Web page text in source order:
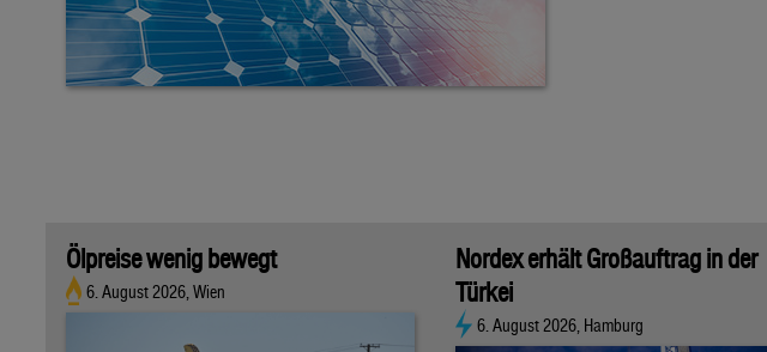
Ölpreise wenig bewegt
6. August 2026, Wien
Nordex erhält Großauftrag in der
Türkei
6. August 2026, Hamburg